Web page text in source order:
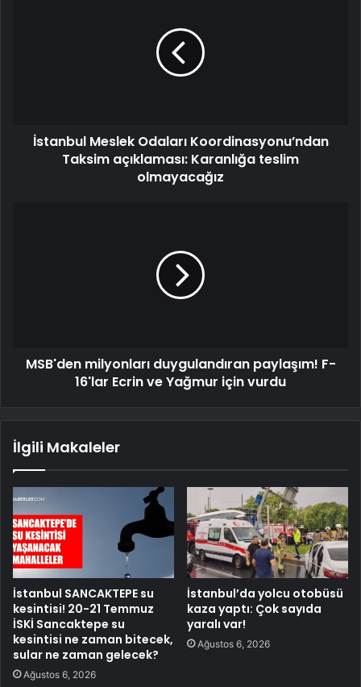
İstanbul Meslek Odaları Koordinasyonu’ndan
Taksim açıklaması: Karanlığa teslim
olmayacağız
MSB'den milyonları duygulandıran paylaşım! F-
16'lar Ecrin ve Yağmur için vurdu
İlgili Makaleler
İstanbul SANCAKTEPE su
kesintisi! 20-21 Temmuz
İSKİ Sancaktepe su
kesintisi ne zaman bitecek,
sular ne zaman gelecek?
Ağustos 6, 2026
İstanbul’da yolcu otobüsü
kaza yaptı: Çok sayıda
yaralı var!
Ağustos 6, 2026